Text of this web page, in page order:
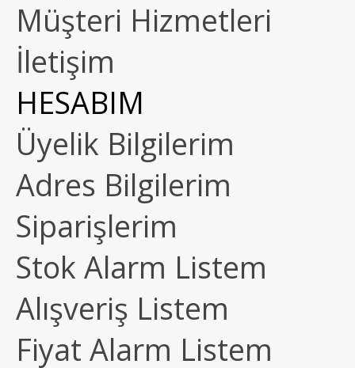
Müşteri Hizmetleri
İletişim
HESABIM
Üyelik Bilgilerim
Adres Bilgilerim
Siparişlerim
Stok Alarm Listem
Alışveriş Listem
Fiyat Alarm Listem